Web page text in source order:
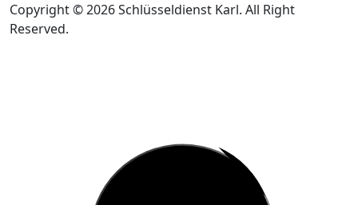
Copyright © 2026 Schlüsseldienst Karl. All Right
Reserved.